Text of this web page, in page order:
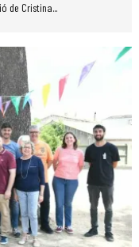
de Cristina...